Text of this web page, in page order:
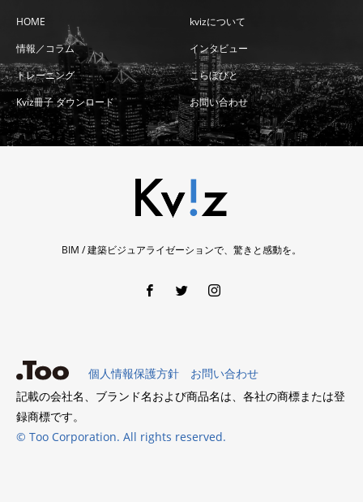
HOME
kvizについて
情報／コラム
インタビュー
トレーニング
こらぼびと
Kviz冊子 ダウンロード
お問い合わせ
BIM / 建築ビジュアライゼーションで、驚きと感動を。
個人情報保護方針
お問い合わせ
記載の会社名、ブランド名および商品名は、各社の商標または登
録商標です。
© Too Corporation. All rights reserved.